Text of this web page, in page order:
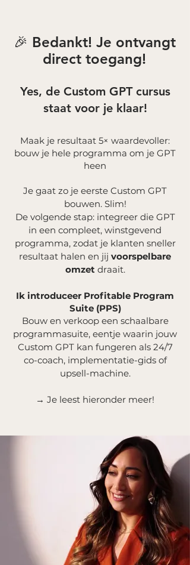
🎉 Bedankt! Je ontvangt
direct toegang!
Yes, de Custom GPT cursus
staat voor je klaar!
Maak je resultaat 5× waardevoller:
bouw je hele programma om je GPT
heen
Je gaat zo je eerste Custom GPT
bouwen. Slim!
De volgende stap: integreer die GPT
in een compleet, winstgevend
programma, zodat je klanten sneller
resultaat halen en jij voorspelbare
omzet draait.
Ik introduceer Profitable Program
Suite (PPS)
Bouw en verkoop een schaalbare
programmasuite, eentje waarin jouw
Custom GPT kan fungeren als 24/7
co-coach, implementatie-gids of
upsell-machine.
→ Je leest hieronder meer!